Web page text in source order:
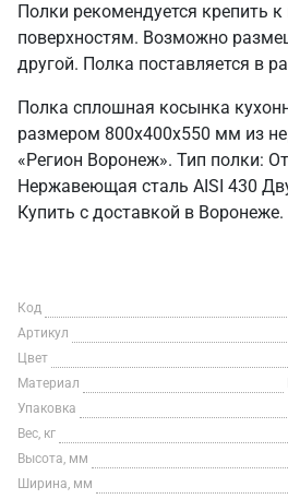
Полки рекомендуется крепить
поверхностям. Возможно
другой. Полка поставляется в
Полка сплошная косынка
размером 800х400х550 мм из
«Регион Воронеж». Тип полки:
Нержавеющая сталь AISI 430
Купить с доставкой в Воронеже.
Код
Артикул
Цвет
Материал
Упаковка
Вес, кг
Высота, мм
Ширина, мм